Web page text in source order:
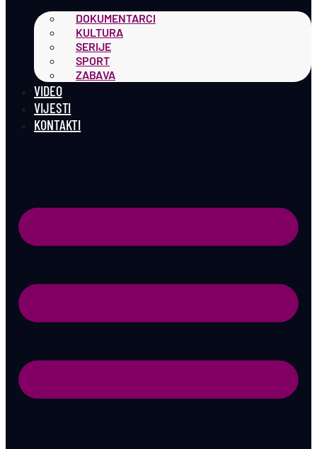
DOKUMENTARCI
KULTURA
SERIJE
SPORT
ZABAVA
VIDEO
VIJESTI
KONTAKTI